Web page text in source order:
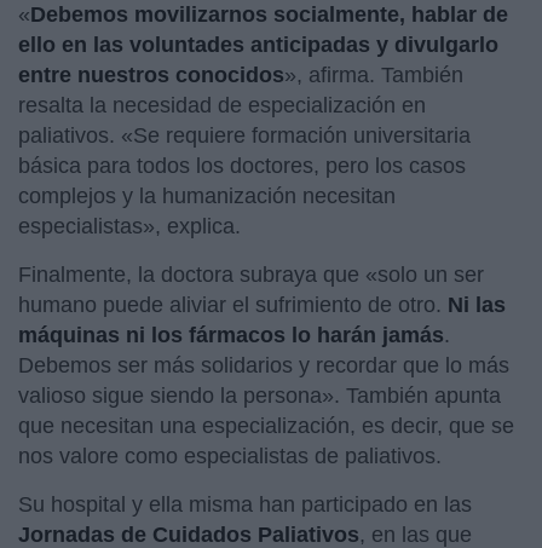
«Debemos movilizarnos socialmente, hablar de
ello en las voluntades anticipadas y divulgarlo
entre nuestros conocidos», afirma. También
resalta la necesidad de especialización en
paliativos. «Se requiere formación universitaria
básica para todos los doctores, pero los casos
complejos y la humanización necesitan
especialistas», explica.
Finalmente, la doctora subraya que «solo un ser
humano puede aliviar el sufrimiento de otro. Ni las
máquinas ni los fármacos lo harán jamás.
Debemos ser más solidarios y recordar que lo más
valioso sigue siendo la persona». También apunta
que necesitan una especialización, es decir, que se
nos valore como especialistas de paliativos.
Su hospital y ella misma han participado en las
Jornadas de Cuidados Paliativos, en las que